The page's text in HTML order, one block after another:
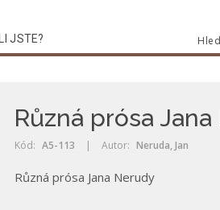
JSTE?
Různá prósa
Kód: A5-113 | Autor: Neruda, Jan
Různá prósa Jana Nerudy